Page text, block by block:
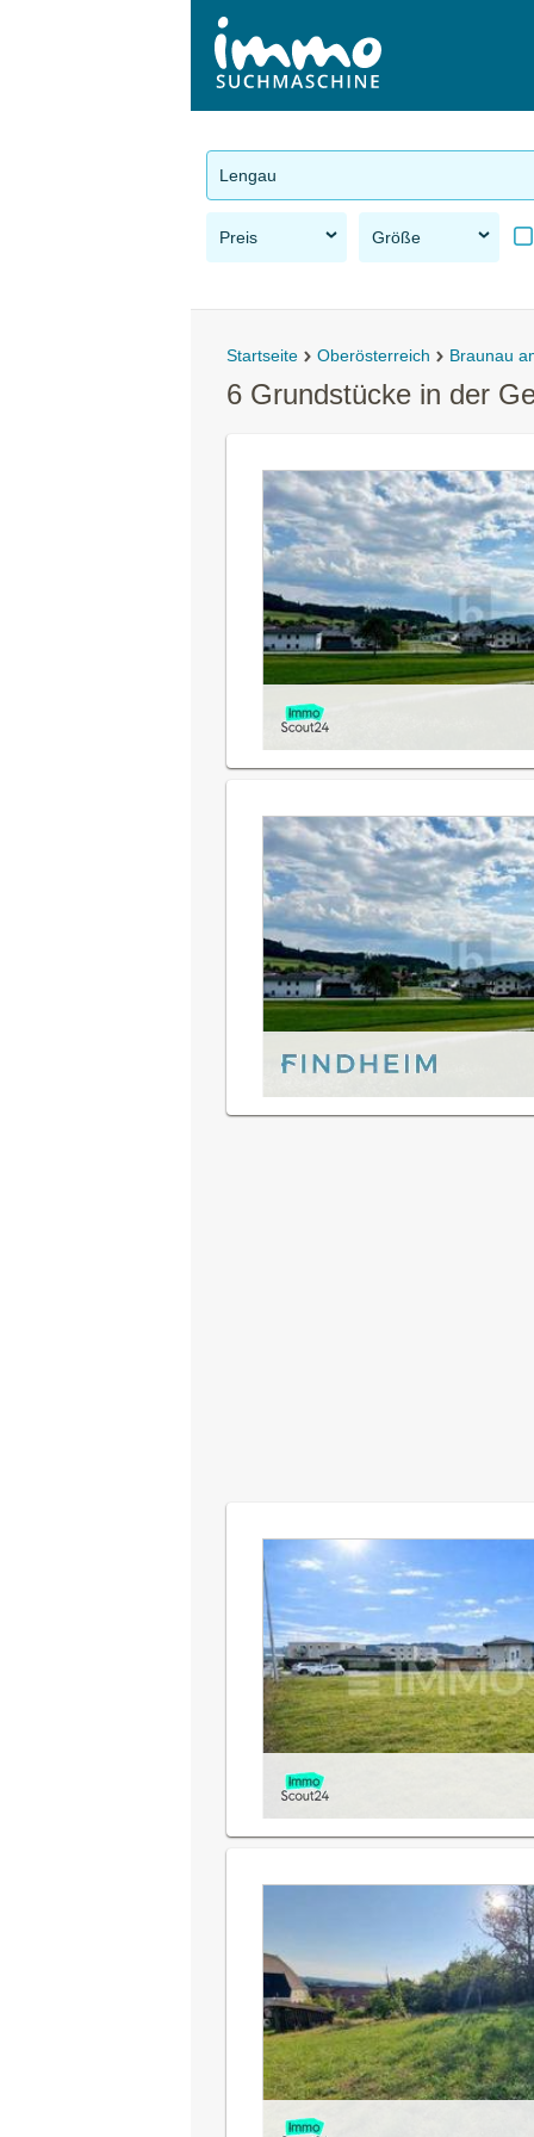
Lengau
Preis Größe
Startseite Oberösterreich Braunau
6 Grundstücke in der